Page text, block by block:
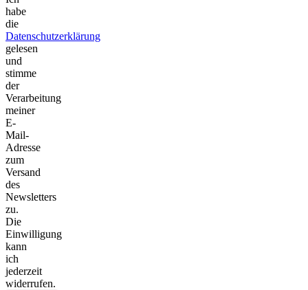
habe
die
Datenschutzerklärung
gelesen
und
stimme
der
Verarbeitung
meiner
E-
Mail-
Adresse
zum
Versand
des
Newsletters
zu.
Die
Einwilligung
kann
ich
jederzeit
widerrufen.